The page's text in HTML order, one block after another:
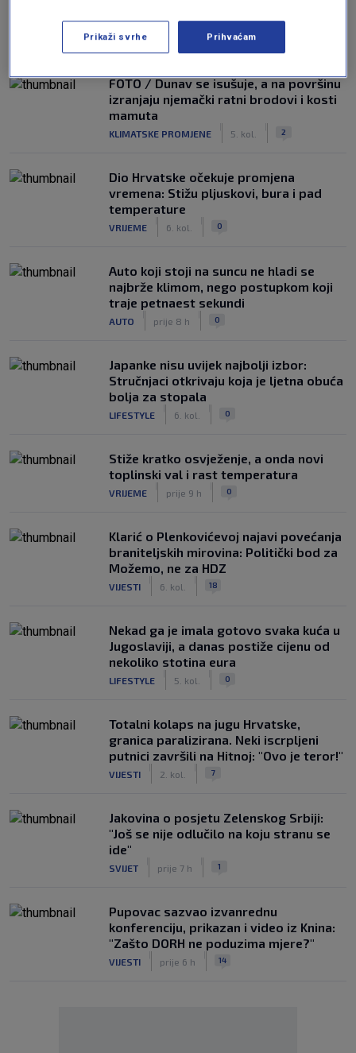
NAJČITANIJE
FOTO / Dunav se isušuje, a na površinu
izranjaju njemački ratni brodovi i kosti
mamuta
KLIMATSKE PROMJENE 5. kol. 2
Dio Hrvatske očekuje promjena
vremena: Stižu pljuskovi, bura i pad
temperature
VRIJEME 6. kol. 0
Auto koji stoji na suncu ne hladi se
najbrže klimom, nego postupkom koji
traje petnaest sekundi
AUTO prije 8 h 0
Japanke nisu uvijek najbolji izbor:
Stručnjaci otkrivaju koja je ljetna obuća
bolja za stopala
LIFESTYLE 6. kol. 0
Stiže kratko osvježenje, a onda novi
toplinski val i rast temperatura
VRIJEME prije 9 h 0
Klarić o Plenkovićevoj najavi povećanja
braniteljskih mirovina: Politički bod za
Možemo, ne za HDZ
VIJESTI 6. kol. 18
Nekad ga je imala gotovo svaka kuća u
Jugoslaviji, a danas postiže cijenu od
nekoliko stotina eura
LIFESTYLE 5. kol. 0
Totalni kolaps na jugu Hrvatske,
granica paralizirana. Neki iscrpljeni
putnici završili na Hitnoj: "Ovo je teror!"
VIJESTI 2. kol. 7
Jakovina o posjetu Zelenskog Srbiji:
"Još se nije odlučilo na koju stranu se
ide"
SVIJET prije 7 h 1
Pupovac sazvao izvanrednu
konferenciju, prikazan i video iz Knina:
"Zašto DORH ne poduzima mjere?"
VIJESTI prije 6 h 14
Prikaži svrhe Prihvaćam